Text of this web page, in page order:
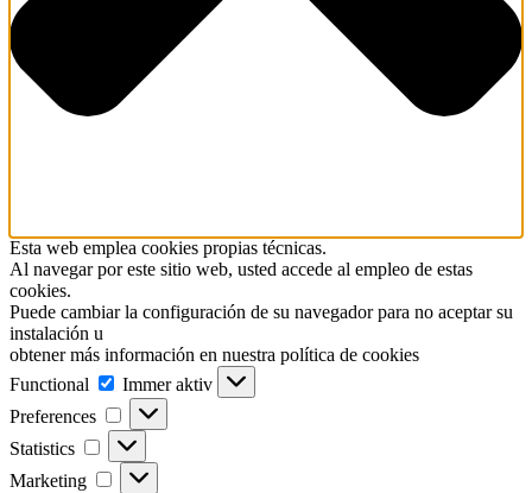
Esta web emplea cookies propias técnicas.
Al navegar por este sitio web, usted accede al empleo de estas
cookies.
Puede cambiar la configuración de su navegador para no aceptar su
instalación u
obtener más información en nuestra política de cookies
Functional
Functional
Immer aktiv
Preferences
Preferences
Statistics Statistics
Marketing Marketing